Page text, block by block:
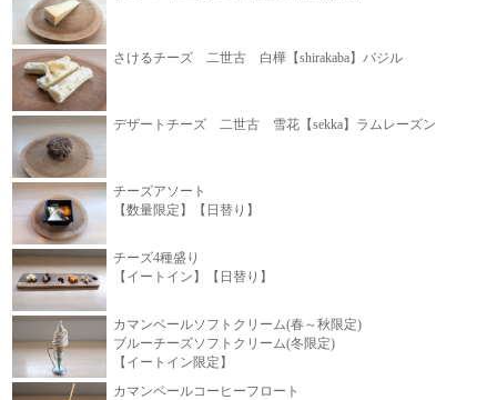
さけるチーズ 二世古 白樺【shirakaba】バジル
デザートチーズ 二世古 雪花【sekka】ラムレーズン
チーズアソート
【数量限定】【日替り】
チーズ4種盛り
【イートイン】【日替り】
カマンベールソフトクリーム(春～秋限定)
ブルーチーズソフトクリーム(冬限定)
【イートイン限定】
カマンベールコーヒーフロート